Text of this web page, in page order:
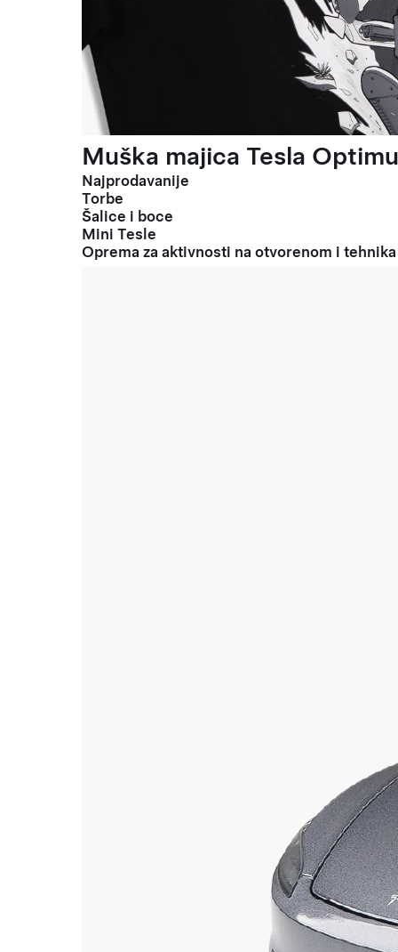
Muška majica Tesla
Najprodavanije
Torbe
Šalice i boce
Mini Tesle
Oprema za aktivnosti na otvorenom i tehnika